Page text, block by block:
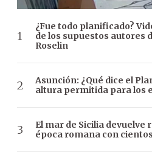
¿Fue todo planificado?
de los supuestos autores
Roselin
Asunción: ¿Qué dice el
altura permitida para los
El mar de Sicilia devuelve
época romana con